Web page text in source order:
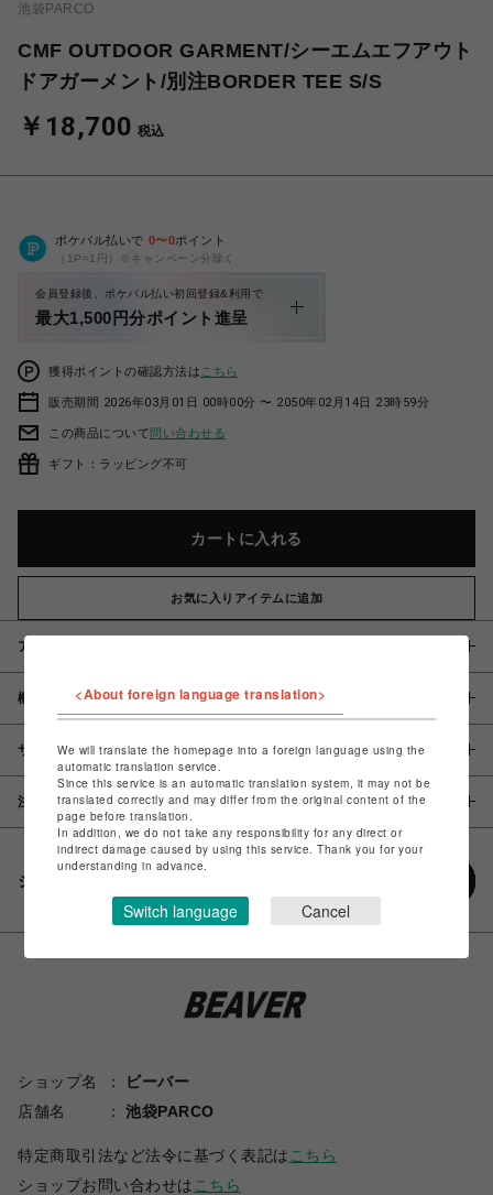
池袋PARCO
CMF OUTDOOR GARMENT/シーエムエフアウト
ドアガーメント/別注BORDER TEE S/S
￥18,700 税込
ポケパル払いで 0〜0ポイント
（1P=1円）※キャンペーン分除く
会員登録後、ポケパル払い初回登録&利用で
最大1,500円分ポイント進呈
獲得ポイントの確認方法は こちら
販売期間 2026年03月01日 00時00分 〜 2050年02月14日 23時59分
この商品について問い合わせる
ギフト：ラッピング不可
カートに入れる
お気に入りアイテムに追加
アイテム説明 / 素材
概要
サイズ
注意事項
シェアする
ショップ名
ビーバー
店舗名
池袋PARCO
特定商取引法など法令に基づく表記は こちら
ショップお問い合わせは こちら
<About foreign language translation>
We will translate the homepage into a foreign language using the
automatic translation service.
Since this service is an automatic translation system, it may not be
translated correctly and may differ from the original content of the
page before translation.
In addition, we do not take any responsibility for any direct or
indirect damage caused by using this service. Thank you for your
understanding in advance.
Switch language Cancel